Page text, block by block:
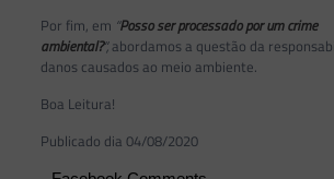
Por fim, em “Posso ser processado por um crime
ambiental?“,abordamos a questão da
danos causados ao meio ambiente.
Boa Leitura!
Publicado dia 04/08/2020